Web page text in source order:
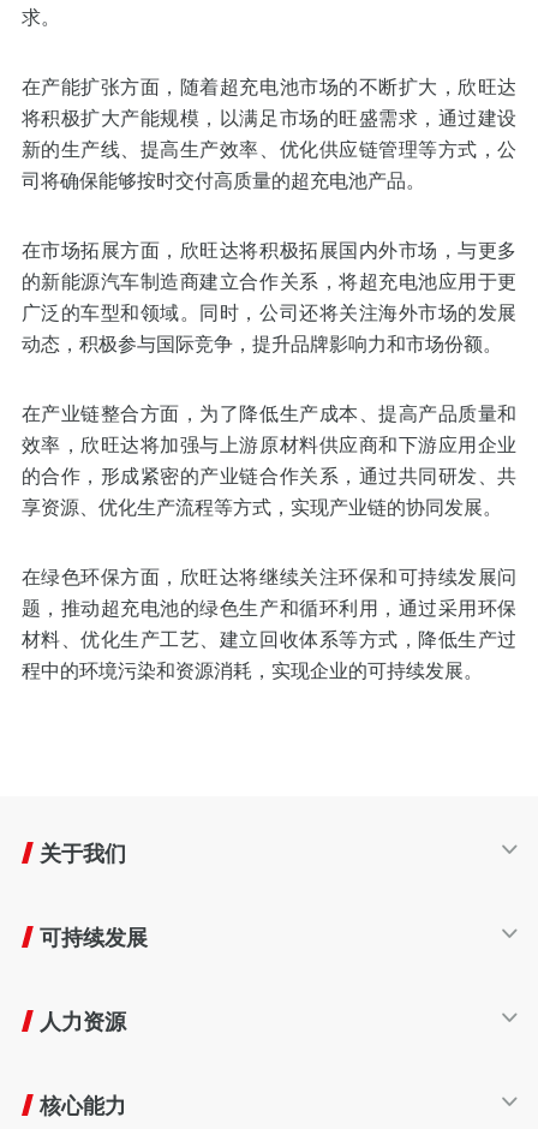
求。
在产能扩张方面，随着超充电池市场的不断扩大，欣旺达
将积极扩大产能规模，以满足市场的旺盛需求，通过建设
新的生产线、提高生产效率、优化供应链管理等方式，公
司将确保能够按时交付高质量的超充电池产品。
在市场拓展方面，欣旺达将积极拓展国内外市场，与更多
的新能源汽车制造商建立合作关系，将超充电池应用于更
广泛的车型和领域。同时，公司还将关注海外市场的发展
动态，积极参与国际竞争，提升品牌影响力和市场份额。
在产业链整合方面，为了降低生产成本、提高产品质量和
效率，欣旺达将加强与上游原材料供应商和下游应用企业
的合作，形成紧密的产业链合作关系，通过共同研发、共
享资源、优化生产流程等方式，实现产业链的协同发展。
在绿色环保方面，欣旺达将继续关注环保和可持续发展问
题，推动超充电池的绿色生产和循环利用，通过采用环保
材料、优化生产工艺、建立回收体系等方式，降低生产过
程中的环境污染和资源消耗，实现企业的可持续发展。
关于我们
发展历程
企业文化
可持续发展
生命周期
责任商业
人力资源
员工福利
核心能力